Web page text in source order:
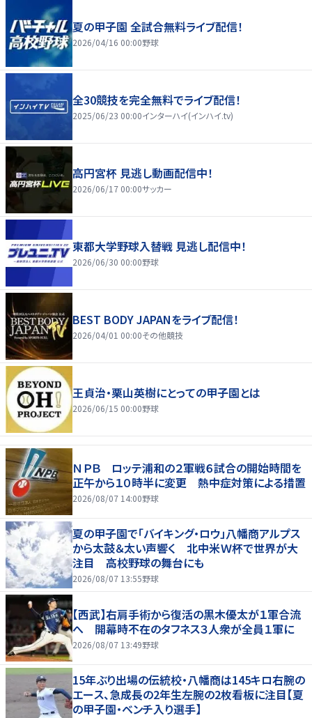
夏の甲子園 全試合無料ライブ配信！
2026/04/16 00:00野球
全30競技を完全無料でライブ配信！
2025/06/23 00:00インターハイ(インハイ.tv)
高円宮杯 見逃し動画配信中！
2026/06/17 00:00サッカー
東都大学野球入替戦 見逃し配信中！
2026/06/30 00:00野球
BEST BODY JAPANをライブ配信！
2026/04/01 00:00その他競技
王貞治・栗山英樹にとっての甲子園とは
2026/06/15 00:00野球
ＮＰＢ ロッテ浦和の２軍戦６試合の開始時間を
正午から１０時半に変更 熱中症対策による措置
2026/08/07 14:00野球
夏の甲子園で「バイキング・ロウ」八幡商アルプス
から太鼓＆太い声響く 北中米Ｗ杯で世界が大
注目 高校野球の舞台にも
2026/08/07 13:55野球
【西武】右肩手術から復活の黒木優太が１軍合流
へ 開幕時不在のタフネス３人衆が全員１軍に
2026/08/07 13:49野球
15年ぶり出場の伝統校・八幡商は145キロ右腕の
エース、急成長の2年生左腕の2枚看板に注目【夏
の甲子園・ベンチ入り選手】